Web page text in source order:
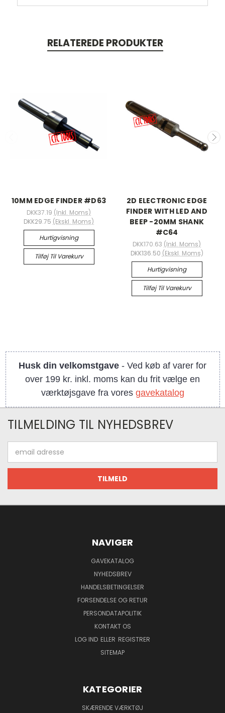
RELATEREDE PRODUKTER
10MM EDGE FINDER #D63
DKK37.19 (Inkl. Moms)
DKK29.75 (Ekskl. Moms)
Hurtigvisning
Tilføj Til Varekurv
2D ELECTRONIC EDGE
FINDER WITH LED AND
BEEP -20MM SHANK
#C64
DKK170.63 (Inkl. Moms)
DKK136.50 (Ekskl. Moms)
Hurtigvisning
Tilføj Til Varekurv
Husk din velkomstgave - Ved køb af varer for
over 199 kr. inkl. moms kan du frit vælge en
værktøjsgave fra vores gavekatalog
TILMELDING TIL NYHEDSBREV
adresse
NAVIGER
GAVEKATALOG
NYHEDSBREV
HANDELSBETINGELSER
FORSENDELSE OG RETUR
PERSONDATAPOLITIK
KONTAKT OS
LOG IND ELLER REGISTRER
SITEMAP
KATEGORIER
SKÆRENDE VÆRKTØJ